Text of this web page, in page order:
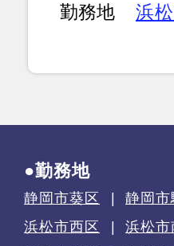
勤務地 浜
●勤務地
静岡市葵区 静岡市
浜松市西区
浜松市